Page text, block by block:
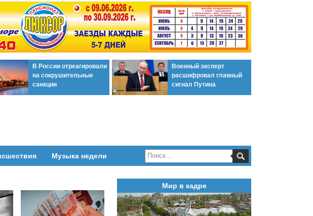
В России отреагировали
на сокрушительные
санкции
Военный эксперт
расшифровал главный
сигнал Путина
Музыка недели
Мир в кадре